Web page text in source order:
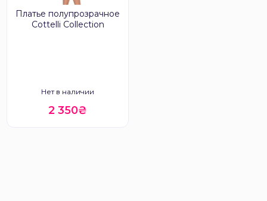
Платье полупрозрачное
Cottelli Collection
Нет в наличии
2 350₴